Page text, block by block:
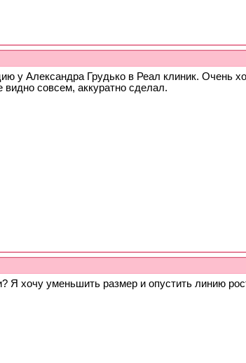
у Александра Грудько в Реал клиник. Очень
совсем, аккуратно сделал.
Я хочу уменьшить размер и опустить линию